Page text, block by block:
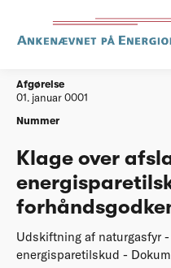
Afgørelser
Afgørelse
01. januar 0001
Nummer
Klage over
Udskiftning af naturgasfyr -
energisparetilskud -